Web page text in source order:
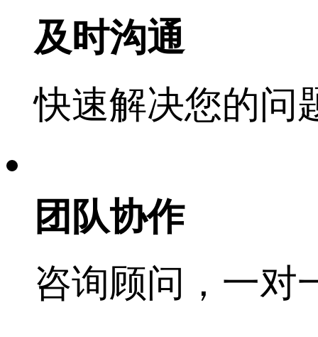
及时沟通
快速解决您的问
团队协作
咨询顾问，一对